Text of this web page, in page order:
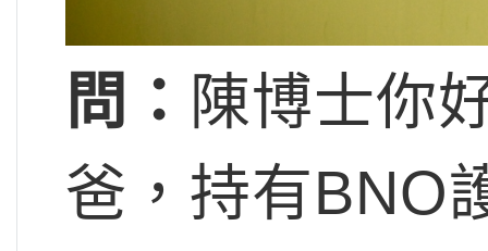
問： 陳博士你
爸，持有BNO